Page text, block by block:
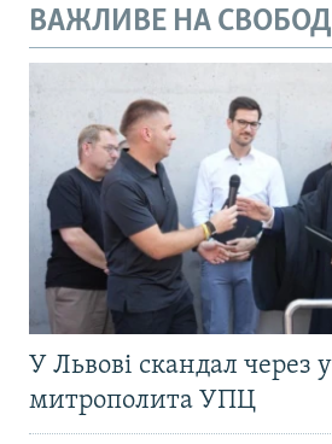
ВАЖЛИВЕ НА
У Львові скандал через
митрополита УПЦ